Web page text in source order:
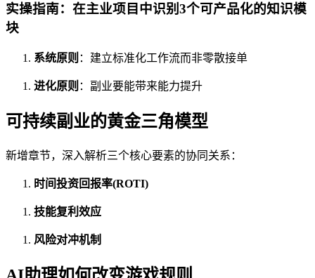
实操指南：在主业项目中识别3个可产品化的知识模
块
系统原则 ：建立标准化工作流而非零散接单
进化原则 ：副业要能带来能力提升
可持续副业的黄金三角模型
新增章节，深入解析三个核心要素的协同关系：
时间投资回报率(ROTI)
技能复利效应
风险对冲机制